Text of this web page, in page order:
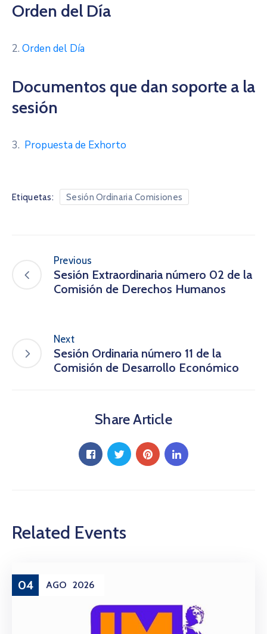
Orden del Día
2. Orden del Día
Documentos que dan soporte a la
sesión
3. Propuesta de Exhorto
Etiquetas: Sesión Ordinaria Comisiones
Previous
Sesión Extraordinaria número 02 de la
Comisión de Derechos Humanos
Next
Sesión Ordinaria número 11 de la
Comisión de Desarrollo Económico
Share Article
Related Events
04 AGO 2026